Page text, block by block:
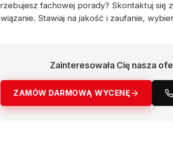
fachowej porady? Skontaktuj się
Stawiaj na jakość i zaufanie,
Zainteresowała Cię nasza
ZAMÓW DARMOWĄ WYCENĘ